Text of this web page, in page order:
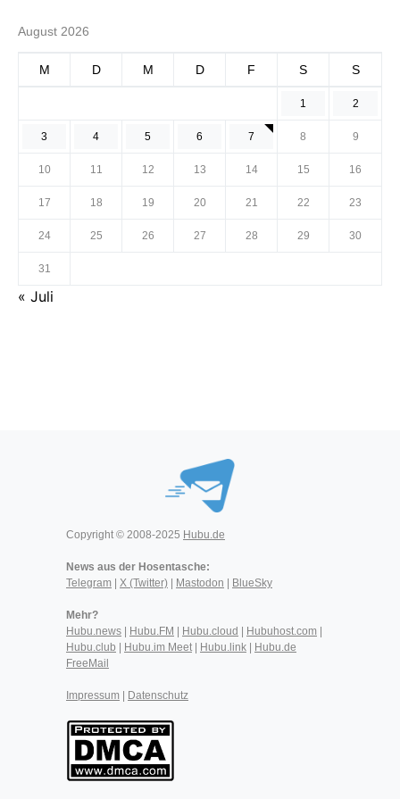
August 2026
M D M D F S S
1 2
3 4 5 6 7 8 9
10 11 12 13 14 15 16
17 18 19 20 21 22 23
24 25 26 27 28 29 30
31
« Juli
Copyright © 2008-2025 Hubu.de
News aus der Hosentasche:
Telegram
X (Twitter) Mastodon BlueSky
Mehr?
Hubu.news
Hubu.FM Hubu.cloud Hubuhost.com
Hubu.club
Hubu.im Meet| Hubu.link
Hubu.de
FreeMail
Impressum Datenschutz